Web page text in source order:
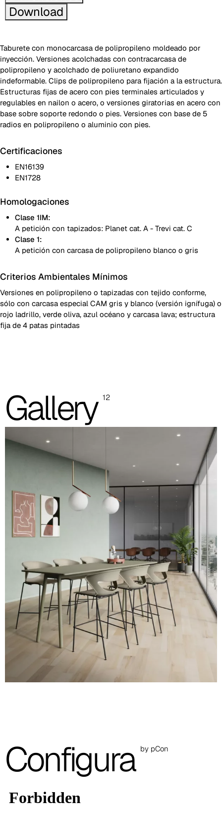
Download
Taburete con monocarcasa de polipropileno moldeado por
inyección. Versiones acolchadas con contracarcasa de
polipropileno y acolchado de poliuretano expandido
indeformable. Clips de polipropileno para fijación a la estructura.
Estructuras fijas de acero con pies terminales articulados y
regulables en nailon o acero, o versiones giratorias en acero con
base sobre soporte redondo o pies. Versiones con base de 5
radios en polipropileno o aluminio con pies.
Certificaciones
EN16139
EN1728
Homologaciones
Clase 1IM:
A petición con tapizados: Planet cat. A - Trevi cat. C
Clase 1:
A petición con carcasa de polipropileno blanco o gris
Criterios Ambientales Mínimos
Versiones en polipropileno o tapizadas con tejido conforme,
sólo con carcasa especial CAM gris y blanco (versión ignífuga) o
rojo ladrillo, verde oliva, azul océano y carcasa lava; estructura
fija de 4 patas pintadas
Carcasa de polipropileno con asiento y respaldo tapizados
Las imágenes y las referencias de los códigos de color son solo
indicativas; se recomienda consultar siempre la carpeta con las
Carcasa de polipropileno (imagen y código de color
indicativos)
RAL 2008
Blanco
RAL 9003
RAL 7043
Turquesa
NCS S 4010-B50G
Arena
RAL 1019
RAL 3020
PANTONE 18-0527 TCX
Azul océano
Gallery 12
Configura by pCon